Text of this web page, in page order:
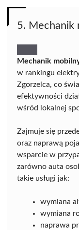
5. Mechanik
Mechanik
w rankingu
Zgorzelca, co
efektywności
wśród lokalnej
Zajmuje się
oraz naprawą
wsparcie w
zarówno auta
takie usługi jak:
wymiana
wymiana
naprawa